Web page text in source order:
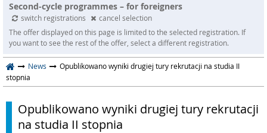
Second-cycle programmes – for foreigners
switch registrations
cancel selection
The offer displayed on this page is limited to the selected registration. If
you want to see the rest of the offer, select a different registration.
News
Opublikowano wyniki drugiej tury rekrutacji na studia II
stopnia
Opublikowano wyniki drugiej tury rekrutacji
na studia II stopnia